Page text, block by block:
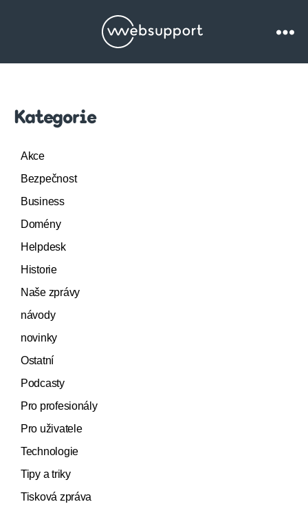
Kategorie
Akce
Bezpečnost
Business
Domény
Helpdesk
Historie
Naše zprávy
návody
novinky
Ostatní
Podcasty
Pro profesionály
Pro uživatele
Technologie
Tipy a triky
Tisková zpráva